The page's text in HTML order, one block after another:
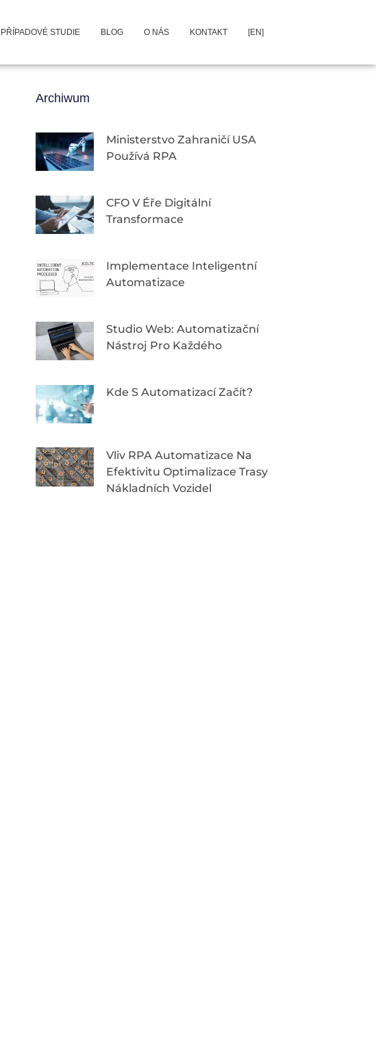
PŘÍPADOVÉ STUDIE BLOG O NÁS KONTAKT [EN]
Archiwum
Ministerstvo Zahraničí USA
Používá RPA
CFO V Éře Digitální
Transformace
Implementace Inteligentní
Automatizace
Studio Web: Automatizační
Nástroj Pro Každého
Kde S Automatizací Začít?
Vliv RPA Automatizace Na
Efektivitu Optimalizace Trasy
Nákladních Vozidel